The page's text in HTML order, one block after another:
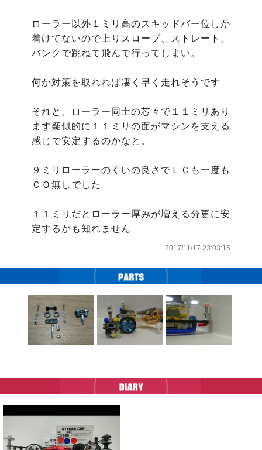
ローラー以外１ミリ高のスキッドバー位しか
着けてないので上りスロープ、ストレート、
バンクで跳ねて飛んで行ってしまい。
何か対策を取れれば凄く早く走れそうです
それと、ローラー同士の芯々で１１ミリあり
ます疑似的に１１ミリの面がマシンを支える
感じで安定するのかなと。
９ミリローラーのくいの良さでＬＣも一度も
ＣＯ無しでした
１１ミリだとローラー厚みが増える分更に安
定するかも知れません
2017/11/17 23:03:15